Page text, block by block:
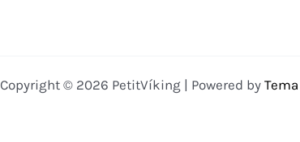
Copyright © 2026 PetitVíking | Powered by